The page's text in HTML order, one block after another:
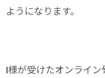
ようになります。
I様が受けたオンライン